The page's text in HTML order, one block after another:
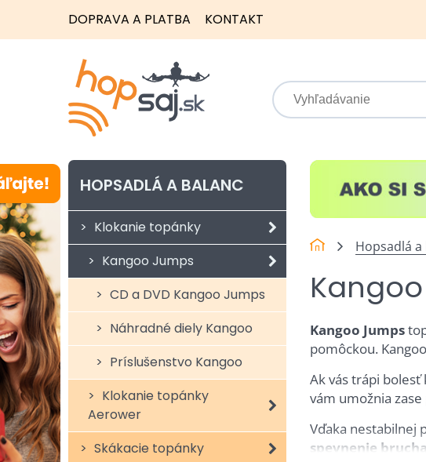
DOPRAVA A PLATBA KONTAKT
HOPSADLÁ A BALANC
Klokanie topánky
Kangoo Jumps
CD a DVD Kangoo Jumps
Náhradné diely Kangoo
Príslušenstvo Kangoo
Klokanie topánky
Aerower
Skákacie topánky
Hopsadlá a
Kangoo Jumps
pomôckou.
Ak vás trápi
vám umožnia
Vďaka nestabilnej
spevnenie brucha